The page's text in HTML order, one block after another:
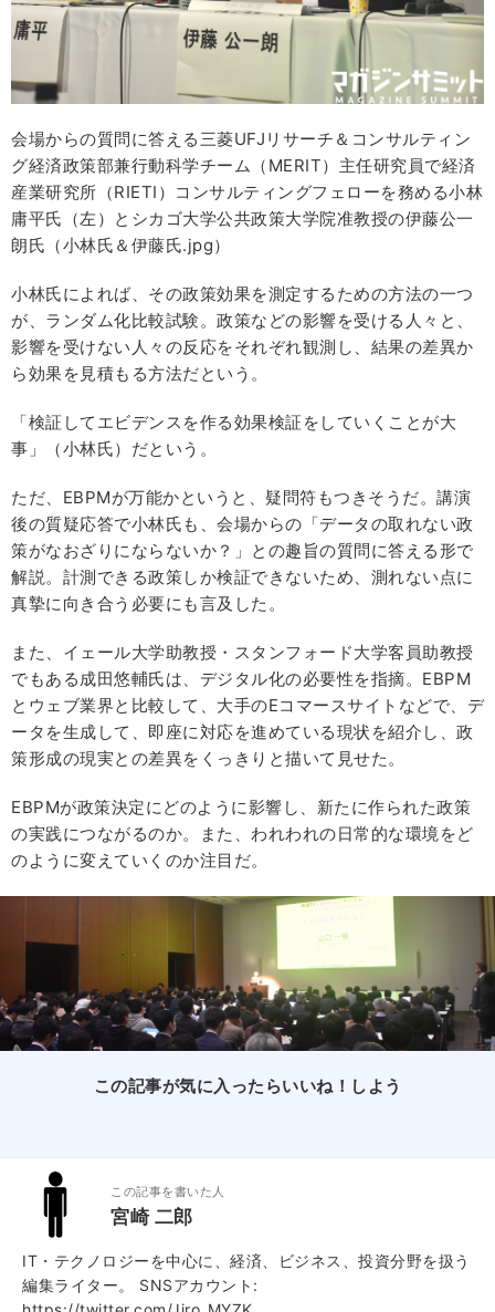
会場からの質問に答える三菱UFJリサーチ＆コンサルティン
グ経済政策部兼行動科学チーム（MERIT）主任研究員で経済
産業研究所（RIETI）コンサルティングフェローを務める小林
庸平氏（左）とシカゴ大学公共政策大学院准教授の伊藤公一
朗氏（小林氏＆伊藤氏.jpg）
小林氏によれば、その政策効果を測定するための方法の一つ
が、ランダム化比較試験。政策などの影響を受ける人々と、
影響を受けない人々の反応をそれぞれ観測し、結果の差異か
ら効果を見積もる方法だという。
「検証してエビデンスを作る効果検証をしていくことが大
事」（小林氏）だという。
ただ、EBPMが万能かというと、疑問符もつきそうだ。講演
後の質疑応答で小林氏も、会場からの「データの取れない政
策がなおざりにならないか？」との趣旨の質問に答える形で
解説。計測できる政策しか検証できないため、測れない点に
真摯に向き合う必要にも言及した。
また、イェール大学助教授・スタンフォード大学客員助教授
でもある成田悠輔氏は、デジタル化の必要性を指摘。EBPM
とウェブ業界と比較して、大手のEコマースサイトなどで、デ
ータを生成して、即座に対応を進めている現状を紹介し、政
策形成の現実との差異をくっきりと描いて見せた。
EBPMが政策決定にどのように影響し、新たに作られた政策
の実践につながるのか。また、われわれの日常的な環境をど
のように変えていくのか注目だ。
この記事が気に入ったらいいね！しよう
この記事を書いた人
宮崎 二郎
IT・テクノロジーを中心に、経済、ビジネス、投資分野を扱う
編集ライター。 SNSアカウント: